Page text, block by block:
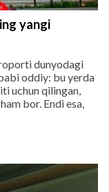
yangi
dunyodagi
oddiy: bu yerda
uchun qilingan,
bor. Endi esa,